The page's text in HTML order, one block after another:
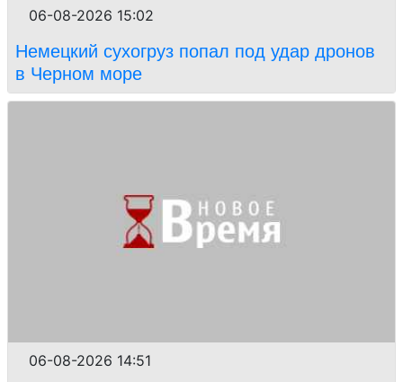
06-08-2026 15:02
Немецкий сухогруз попал под удар дронов
в Черном море
06-08-2026 14:51